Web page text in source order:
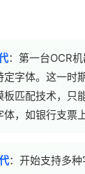
：第一台OCR
定字体。这一时
板匹配技术，只
体，如银行支票
：开始支持多